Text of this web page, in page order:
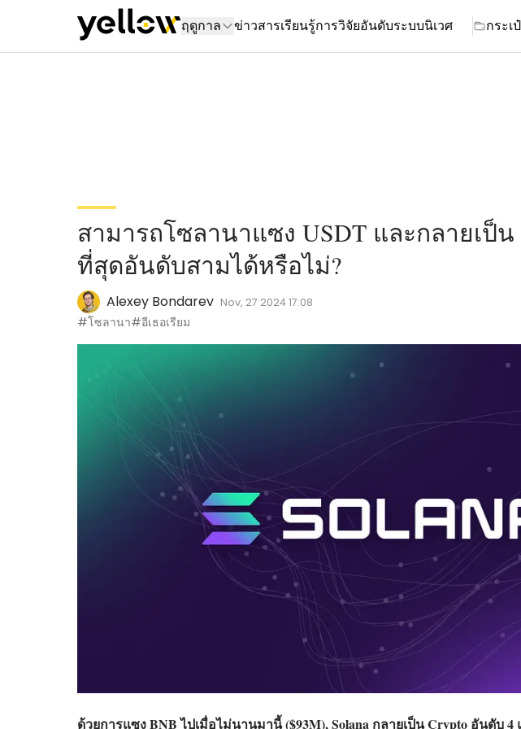
ฤดูกาล ข่าวสารเรียนรู้การวิจัยอันดับระบบนิเวศ กระเ
สามารถโซลานาแซง USDT และกลายเป็
ที่สุดอันดับสามได้หรือไม่?
Alexey Bondarev Nov, 27 2024 17:08
#โซลานา#อีเธอเรียม
ด้วยการแซงBNBไปเมื่อไม่นานมานี้ ($93M),Solanaกลายเป็น Crypto อันดับ 4